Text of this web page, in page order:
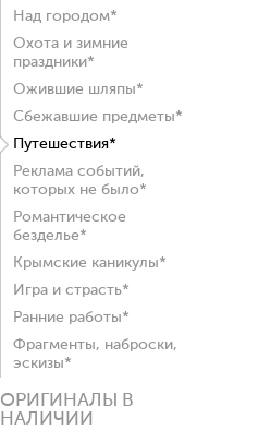
Над городом*
Охота и зимние
праздники*
Ожившие шляпы*
Сбежавшие предметы*
Путешествия*
Реклама событий,
которых не было*
Романтическое
безделье*
Крымские каникулы*
Игра и страсть*
Ранние работы*
Фрагменты, наброски,
эскизы*
ОРИГИНАЛЫ В
НАЛИЧИИ